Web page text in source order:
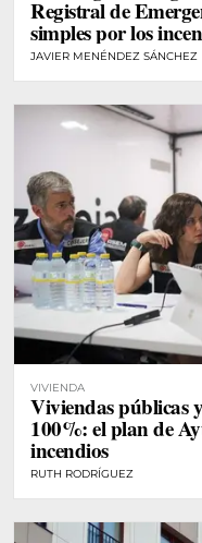
Registral de
simples por los
JAVIER MENÉNDEZ SÁNCHEZ
VIVIENDA
Viviendas públicas
100%: el plan de
incendios
RUTH RODRÍGUEZ